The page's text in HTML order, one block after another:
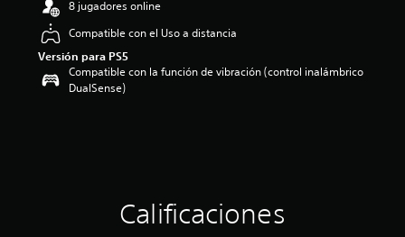
8 jugadores online
Compatible con el Uso a distancia
Versión para PS5
Compatible con la función de vibración (control inalámbrico
DualSense)
Calificaciones